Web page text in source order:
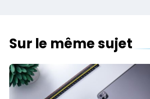
Sur le même sujet